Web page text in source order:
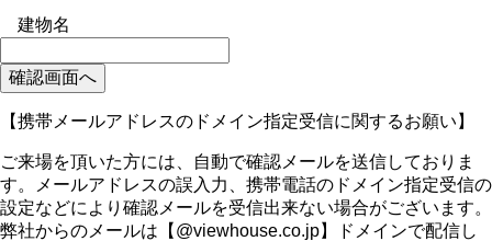
建物名
確認画面へ
【携帯メールアドレスのドメイン指定受信に関するお願い】
ご来場を頂いた方には、自動で確認メールを送信しておりま
す。メールアドレスの誤入力、携帯電話のドメイン指定受信の
設定などにより確認メールを受信出来ない場合がございます。
弊社からのメールは【@viewhouse.co.jp】ドメインで配信し